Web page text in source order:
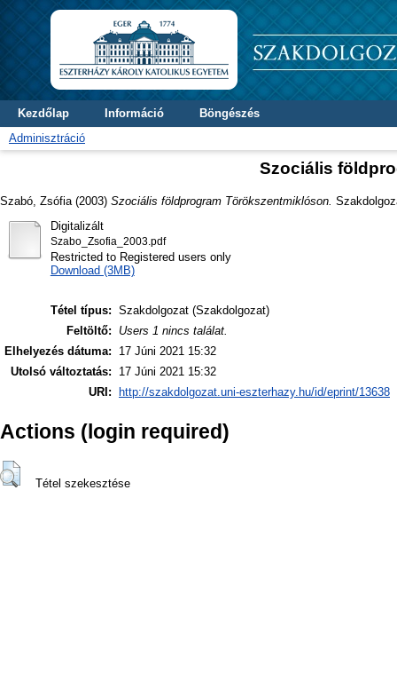
Kezdőlap Információ
Böngészés
Adminisztráció
Szociális
Szabó, Zsófia (2003) Szociális földprogram Törökszentmiklóson.
Digitalizált
Szabo_Zsofia_2003.pdf
Restricted to Registered users only
Download (3MB)
Tétel típus: Szakdolgozat (Szakdolgozat)
Feltöltő:
Users 1 nincs találat.
Elhelyezés dátuma:
17 Júni 2021 15:32
Utolsó változtatás:
17 Júni 2021 15:32
URI:
http://szakdolgozat.uni-eszterhazy.hu/id/eprint/13638
Actions (login required)
Tétel szekesztése